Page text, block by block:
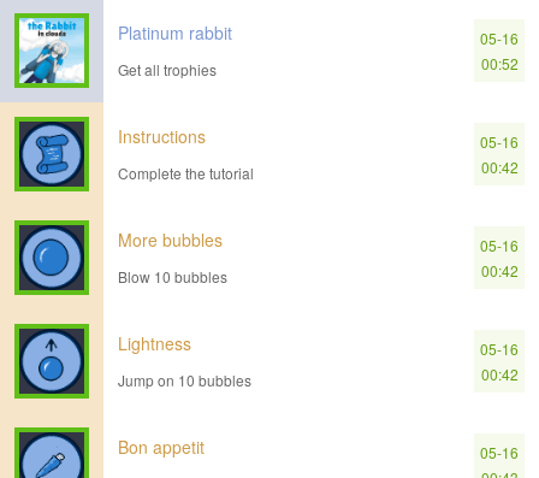
Platinum rabbit
Get all trophies
05-16
00:52
Instructions
Complete the tutorial
05-16
00:42
More bubbles
Blow 10 bubbles
05-16
00:42
Lightness
Jump on 10 bubbles
05-16
00:42
Bon appetit
05-16